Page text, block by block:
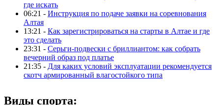
где искать
06:21 - Инструкция по подаче заявки на соревнования
Алтая
13:21 - Как зарегистрироваться на старты в Алтае и где
это сделать
23:31 - Серьги-подвески с бриллиантом: как собрать
вечерний образ под платье
21:35 - Для каких условий эксплуатации рекомендуется
скотч армированный влагостойкого типа
Виды спорта: